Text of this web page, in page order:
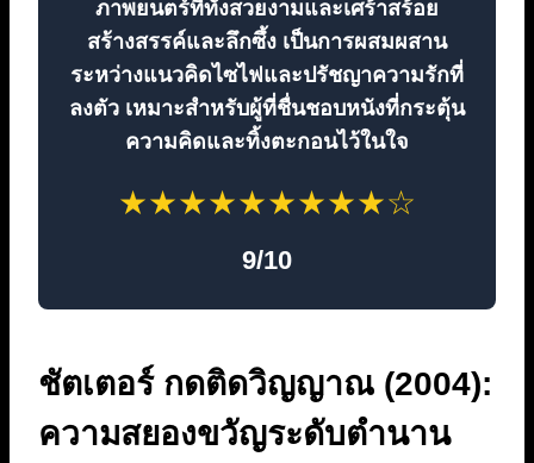
ภาพยนตร์ที่ทั้งสวยงามและเศร้าสร้อย
สร้างสรรค์และลึกซึ้ง เป็นการผสมผสาน
ระหว่างแนวคิดไซไฟและปรัชญาความรักที่
ลงตัว เหมาะสำหรับผู้ที่ชื่นชอบหนังที่กระตุ้น
ความคิดและทิ้งตะกอนไว้ในใจ
★★★★★★★★★☆
9/10
ชัตเตอร์ กดติดวิญญาณ (2004):
ความสยองขวัญระดับตำนาน